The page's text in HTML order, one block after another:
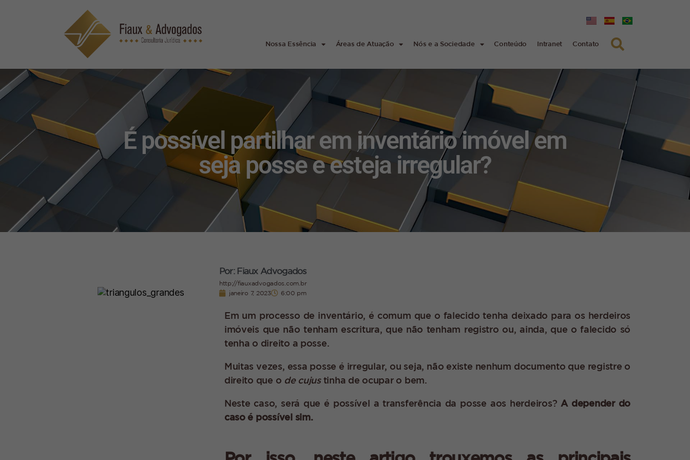
Nossa Essência Áreas de Atuação Nós e a Sociedade Conteúdo Intranet Contato
É possível partilhar em inventário imóvel em
seja posse e esteja irregular?
Por: Fiaux Advogados
http://fiauxadvogados.com.br
janeiro 7, 2023
6:00 pm
Em um processo de inventário, é comum que o falecido tenha deixado para os herdeiros
imóveis que não tenham escritura, que não tenham registro ou, ainda, que o falecido só
tenha o direito a posse.
Muitas vezes, essa posse é irregular, ou seja, não existe nenhum documento que registre o
direito que o de cujus tinha de ocupar o bem.
Neste caso, será que é possível a transferência da posse aos herdeiros? A depender do
caso é possível sim.